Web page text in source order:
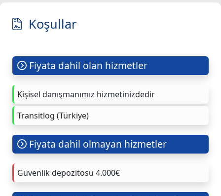
Koşullar
Fiyata dahil olan hizmetler
Kişisel danışmanımız hizmetinizdedir
Transitlog (Türkiye)
Fiyata dahil olmayan hizmetler
Güvenlik depozitosu 4.000€